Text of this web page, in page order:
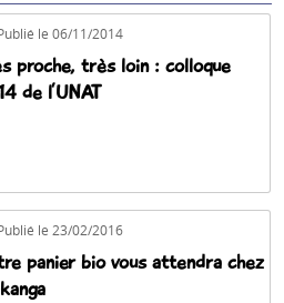
le 06/11/2014
proche, très loin : colloque
de l’UNAT
le 23/02/2016
panier bio vous attendra chez